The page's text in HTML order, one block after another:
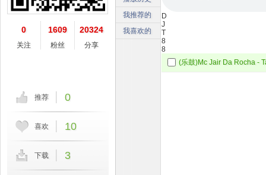
我推荐的
我喜欢的
D
J
T
8
8
0
关注
1609
粉丝
20324
分享
推荐 0
喜欢 10
下载 3